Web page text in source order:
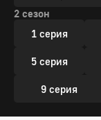
2 сезон
1 серия
5 серия
9 серия